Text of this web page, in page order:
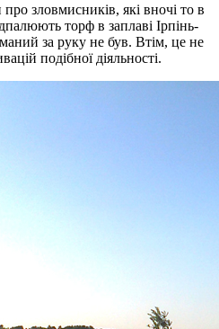
зловмисників, які вночі то в
торф в заплаві Ірпінь-
за руку не був. Втім, це не
подібної діяльності.